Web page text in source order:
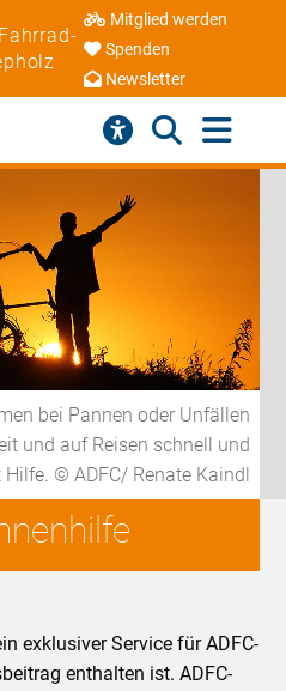
Mitglied werden
Spenden
Newsletter
bei Pannen oder Unfällen
und auf Reisen schnell und
© ADFC/ Renate Kaindl
exklusiver Service für ADFC-
enthalten ist. ADFC-